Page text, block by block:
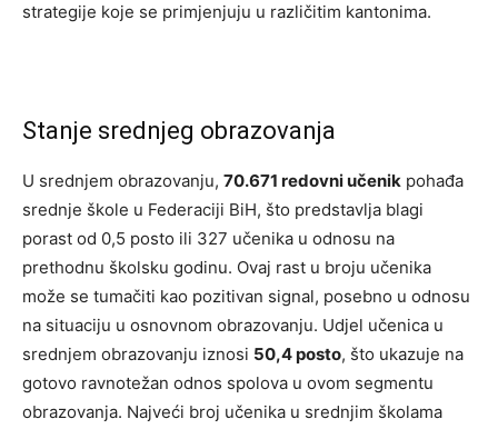
strategije koje se primjenjuju u različitim kantonima.
Stanje srednjeg obrazovanja
U srednjem obrazovanju, 70.671 redovni učenik pohađa
srednje škole u Federaciji BiH, što predstavlja blagi
porast od 0,5 posto ili 327 učenika u odnosu na
prethodnu školsku godinu. Ovaj rast u broju učenika
može se tumačiti kao pozitivan signal, posebno u odnosu
na situaciju u osnovnom obrazovanju. Udjel učenica u
srednjem obrazovanju iznosi 50,4 posto, što ukazuje na
gotovo ravnotežan odnos spolova u ovom segmentu
obrazovanja. Najveći broj učenika u srednjim školama